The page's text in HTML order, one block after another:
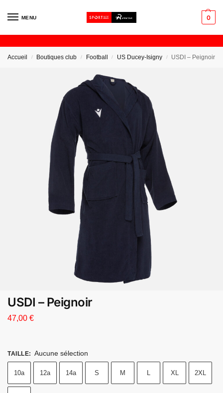
MENU 0
Accueil / Boutiques club / Football / US Ducey-Isigny / USDI – Peignoir
USDI – Peignoir
47,00 €
TAILLE: Aucune sélection
10a 12a 14a S M L XL 2XL